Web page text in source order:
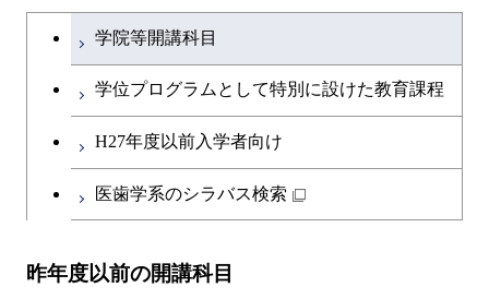
物質・情報卓越コース
文系教養科目
英語科目
第二外国語科目
キャリア科目
大学院課程を切り替える
学院等開講科目
学位プログラムとして特別に設けた教育課程
H27年度以前入学者向け
医歯学系のシラバス検索
昨年度以前の開講科目